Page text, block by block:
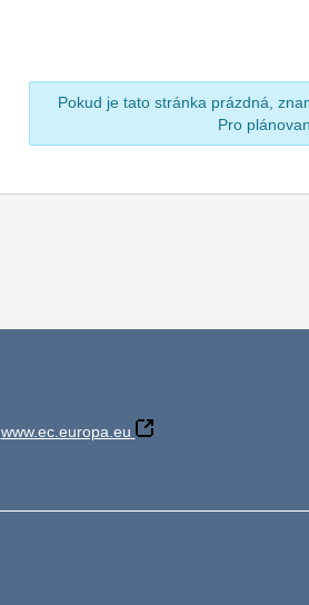
Pokud je tato stránka prázdná,
Pro
www.ec.europa.eu